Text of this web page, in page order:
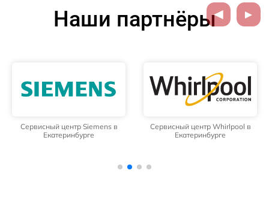
Наши партнёры
Сервисный центр Siemens в
Екатеринбурге
Сервисный центр Whirlpool в
Екатеринбурге